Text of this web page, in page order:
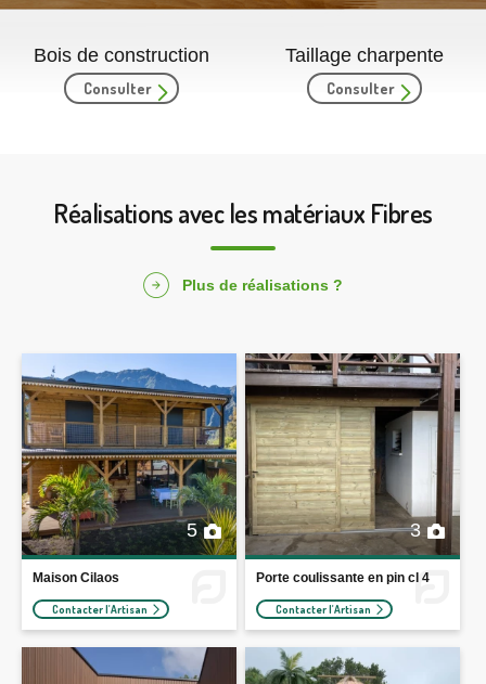
Bois de construction
Consulter
Taillage charpente
Consulter
Réalisations avec les matériaux Fibres
Plus de réalisations ?
5
Maison Cilaos
Contacter l'Artisan
3
Porte coulissante en pin cl 4
Contacter l'Artisan